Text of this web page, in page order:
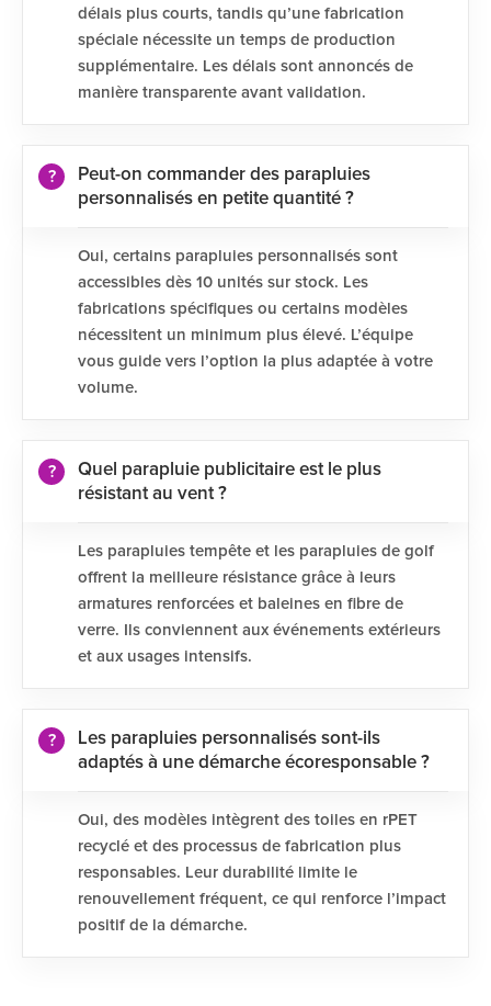
délais plus courts, tandis qu’une fabrication
spéciale nécessite un temps de production
supplémentaire. Les délais sont annoncés de
manière transparente avant validation.
Peut-on commander des parapluies
personnalisés en petite quantité ?
Oui, certains parapluies personnalisés sont
accessibles dès 10 unités sur stock. Les
fabrications spécifiques ou certains modèles
nécessitent un minimum plus élevé. L’équipe
vous guide vers l’option la plus adaptée à votre
volume.
Quel parapluie publicitaire est le plus
résistant au vent ?
Les parapluies tempête et les parapluies de golf
offrent la meilleure résistance grâce à leurs
armatures renforcées et baleines en fibre de
verre. Ils conviennent aux événements extérieurs
et aux usages intensifs.
Les parapluies personnalisés sont-ils
adaptés à une démarche écoresponsable ?
Oui, des modèles intègrent des toiles en rPET
recyclé et des processus de fabrication plus
responsables. Leur durabilité limite le
renouvellement fréquent, ce qui renforce l’impact
positif de la démarche.